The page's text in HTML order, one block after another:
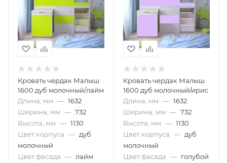
Кровать чердак Малыш
1600 дуб молочный/лайм
Длина, мм — 1632
Ширина, мм — 732
Высота, мм — 1130
Цвет корпуса — дуб
молочный
Цвет фасада — лайм
Кровать чердак Малыш
1600 дуб молочный/ирис
Длина, мм — 1632
Ширина, мм — 732
Высота, мм — 1130
Цвет корпуса — дуб
молочный
Цвет фасада — голубой